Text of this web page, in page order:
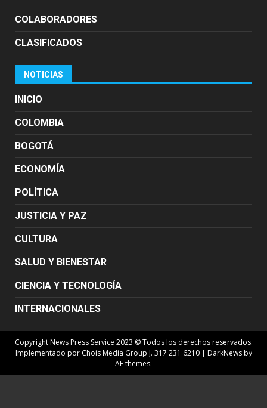
COLABORADORES
CLASIFICADOS
NOTICIAS
INICIO
COLOMBIA
BOGOTÁ
ECONOMÍA
POLÍTICA
JUSTICIA Y PAZ
CULTURA
SALUD Y BIENESTAR
CIENCIA Y TECNOLOGÍA
INTERNACIONALES
Copyright News Press Service 2023 © Todos los derechos reservados.
Implementado por Chois Media Group J. 317 231 6210 | DarkNewsby
AF themes.